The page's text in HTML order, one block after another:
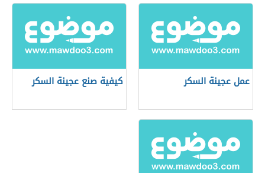
عمل عجينة السكر كيفية صنع عجينة السكر